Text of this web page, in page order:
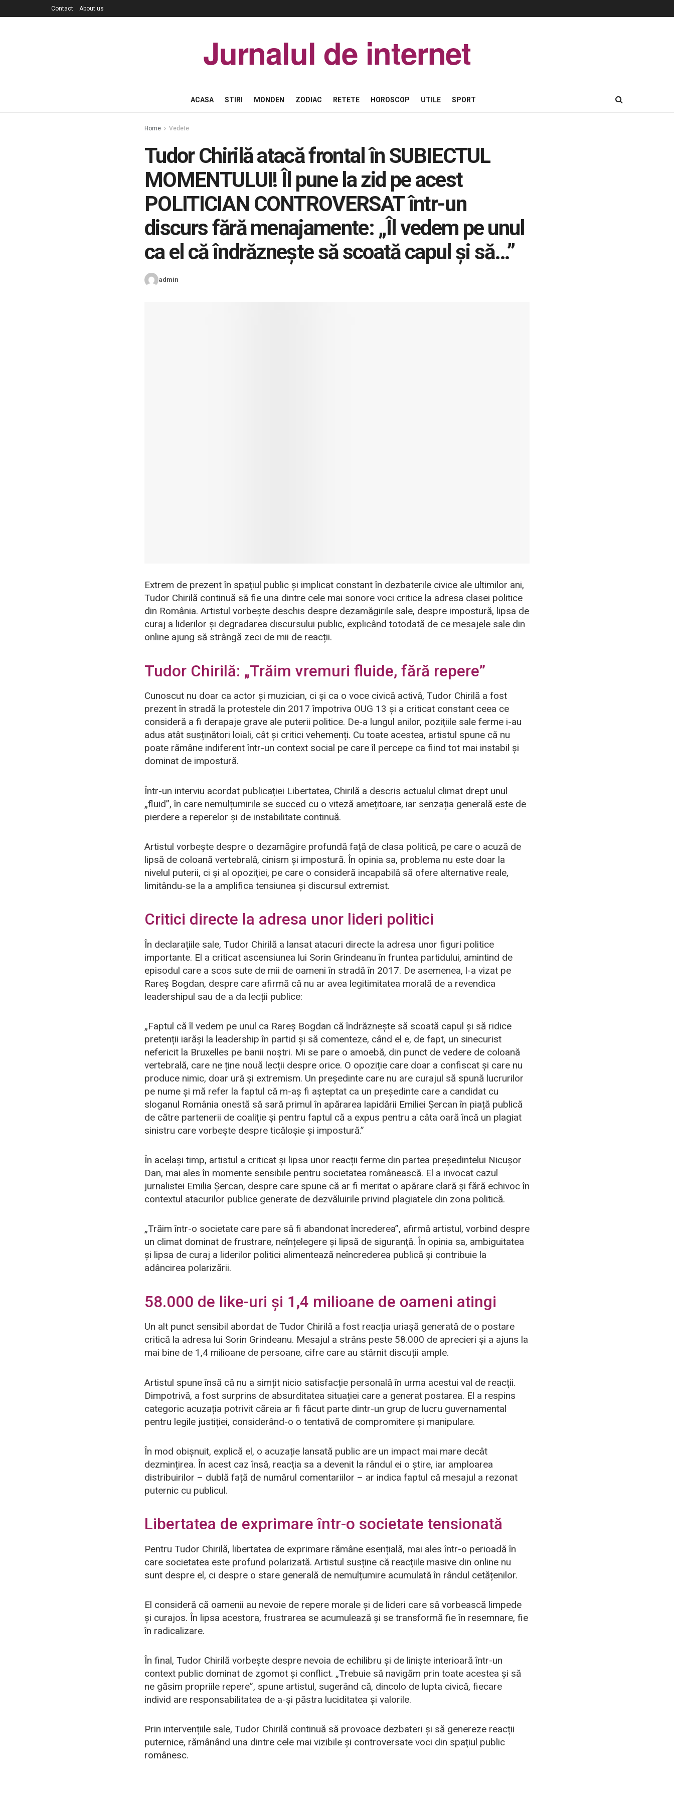
Contact About us
Jurnalul de internet
ACASA STIRI MONDEN ZODIAC RETETE HOROSCOP UTILE SPORT
Home Vedete
Tudor Chirilă atacă frontal în SUBIECTUL
MOMENTULUI! Îl pune la zid pe acest
POLITICIAN CONTROVERSAT într-un
discurs fără menajamente: „Îl vedem pe unul
ca el că îndrăznește să scoată capul și să…”
admin
Extrem de prezent în spațiul public și implicat constant în dezbaterile civice ale ultimilor ani,
Tudor Chirilă continuă să fie una dintre cele mai sonore voci critice la adresa clasei politice
din România. Artistul vorbește deschis despre dezamăgirile sale, despre impostură, lipsa de
curaj a liderilor și degradarea discursului public, explicând totodată de ce mesajele sale din
online ajung să strângă zeci de mii de reacții.
Tudor Chirilă: „Trăim vremuri fluide, fără repere”
Cunoscut nu doar ca actor și muzician, ci și ca o voce civică activă, Tudor Chirilă a fost
prezent în stradă la protestele din 2017 împotriva OUG 13 și a criticat constant ceea ce
consideră a fi derapaje grave ale puterii politice. De-a lungul anilor, pozițiile sale ferme i-au
adus atât susținători loiali, cât și critici vehemenți. Cu toate acestea, artistul spune că nu
poate rămâne indiferent într-un context social pe care îl percepe ca fiind tot mai instabil și
dominat de impostură.
Într-un interviu acordat publicației Libertatea, Chirilă a descris actualul climat drept unul
„fluid”, în care nemulțumirile se succed cu o viteză amețitoare, iar senzația generală este de
pierdere a reperelor și de instabilitate continuă.
Artistul vorbește despre o dezamăgire profundă față de clasa politică, pe care o acuză de
lipsă de coloană vertebrală, cinism și impostură. În opinia sa, problema nu este doar la
nivelul puterii, ci și al opoziției, pe care o consideră incapabilă să ofere alternative reale,
limitându-se la a amplifica tensiunea și discursul extremist.
Critici directe la adresa unor lideri politici
În declarațiile sale, Tudor Chirilă a lansat atacuri directe la adresa unor figuri politice
importante. El a criticat ascensiunea lui Sorin Grindeanu în fruntea partidului, amintind de
episodul care a scos sute de mii de oameni în stradă în 2017. De asemenea, l-a vizat pe
Rareș Bogdan, despre care afirmă că nu ar avea legitimitatea morală de a revendica
leadershipul sau de a da lecții publice:
„Faptul că îl vedem pe unul ca Rareș Bogdan că îndrăznește să scoată capul și să ridice
pretenții iarăși la leadership în partid și să comenteze, când el e, de fapt, un sinecurist
nefericit la Bruxelles pe banii noștri. Mi se pare o amoebă, din punct de vedere de coloană
vertebrală, care ne ține nouă lecții despre orice. O opoziție care doar a confiscat și care nu
produce nimic, doar ură și extremism. Un președinte care nu are curajul să spună lucrurilor
pe nume și mă refer la faptul că m-aș fi așteptat ca un președinte care a candidat cu
sloganul România onestă să sară primul în apărarea lapidării Emiliei Șercan în piață publică
de către partenerii de coaliție și pentru faptul că a expus pentru a câta oară încă un plagiat
sinistru care vorbește despre ticăloșie și impostură.”
În același timp, artistul a criticat și lipsa unor reacții ferme din partea președintelui Nicușor
Dan, mai ales în momente sensibile pentru societatea românească. El a invocat cazul
jurnalistei Emilia Șercan, despre care spune că ar fi meritat o apărare clară și fără echivoc în
contextul atacurilor publice generate de dezvăluirile privind plagiatele din zona politică.
„Trăim într-o societate care pare să fi abandonat încrederea”, afirmă artistul, vorbind despre
un climat dominat de frustrare, neînțelegere și lipsă de siguranță. În opinia sa, ambiguitatea
și lipsa de curaj a liderilor politici alimentează neîncrederea publică și contribuie la
adâncirea polarizării.
58.000 de like-uri și 1,4 milioane de oameni atingi
Un alt punct sensibil abordat de Tudor Chirilă a fost reacția uriașă generată de o postare
critică la adresa lui Sorin Grindeanu. Mesajul a strâns peste 58.000 de aprecieri și a ajuns la
mai bine de 1,4 milioane de persoane, cifre care au stârnit discuții ample.
Artistul spune însă că nu a simțit nicio satisfacție personală în urma acestui val de reacții.
Dimpotrivă, a fost surprins de absurditatea situației care a generat postarea. El a respins
categoric acuzația potrivit căreia ar fi făcut parte dintr-un grup de lucru guvernamental
pentru legile justiției, considerând-o o tentativă de compromitere și manipulare.
În mod obișnuit, explică el, o acuzație lansată public are un impact mai mare decât
dezmințirea. În acest caz însă, reacția sa a devenit la rândul ei o știre, iar amploarea
distribuirilor – dublă față de numărul comentariilor – ar indica faptul că mesajul a rezonat
puternic cu publicul.
Libertatea de exprimare într-o societate tensionată
Pentru Tudor Chirilă, libertatea de exprimare rămâne esențială, mai ales într-o perioadă în
care societatea este profund polarizată. Artistul susține că reacțiile masive din online nu
sunt despre el, ci despre o stare generală de nemulțumire acumulată în rândul cetățenilor.
El consideră că oamenii au nevoie de repere morale și de lideri care să vorbească limpede
și curajos. În lipsa acestora, frustrarea se acumulează și se transformă fie în resemnare, fie
în radicalizare.
În final, Tudor Chirilă vorbește despre nevoia de echilibru și de liniște interioară într-un
context public dominat de zgomot și conflict. „Trebuie să navigăm prin toate acestea și să
ne găsim propriile repere”, spune artistul, sugerând că, dincolo de lupta civică, fiecare
individ are responsabilitatea de a-și păstra luciditatea și valorile.
Prin intervențiile sale, Tudor Chirilă continuă să provoace dezbateri și să genereze reacții
puternice, rămânând una dintre cele mai vizibile și controversate voci din spațiul public
românesc.